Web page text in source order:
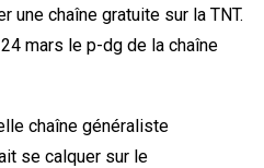
une chaîne gratuite sur la TNT.
24 mars le p-dg de la chaîne
chaîne généraliste
se calquer sur le